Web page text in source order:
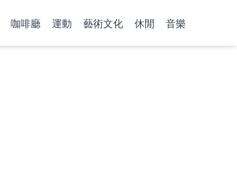
咖啡廳 運動 藝術文化 休閒 音樂